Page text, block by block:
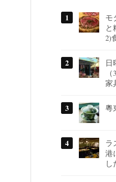
モ
と
2)
日
家
粵
ラ
港
し